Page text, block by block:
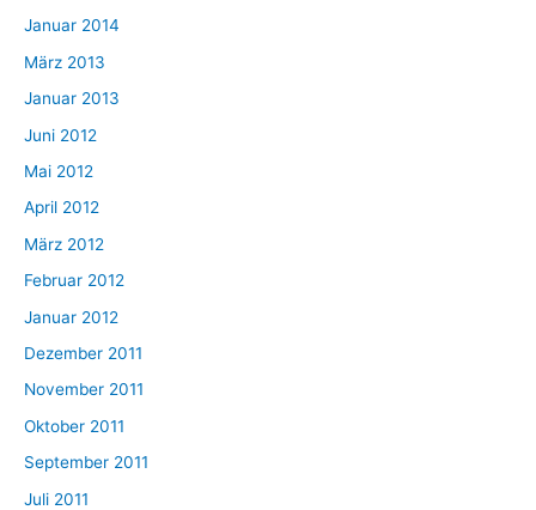
Januar 2014
März 2013
Januar 2013
Juni 2012
Mai 2012
April 2012
März 2012
Februar 2012
Januar 2012
Dezember 2011
November 2011
Oktober 2011
September 2011
Juli 2011